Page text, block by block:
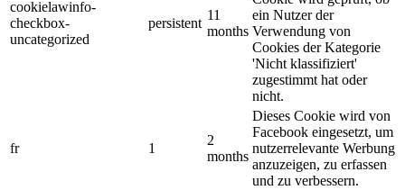
cookielawinfo-
checkbox-
uncategorized
persistent
11
months
ein Nutzer der
Verwendung von
Cookies der Kategorie
'Nicht klassifiziert'
zugestimmt hat oder
nicht.
fr 1
2
months
Dieses Cookie wird von
Facebook eingesetzt, um
nutzerrelevante Werbung
anzuzeigen, zu erfassen
und zu verbessern.